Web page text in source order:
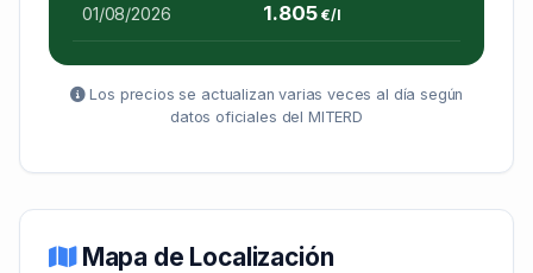
01/08/2026 1.805€/l
Los precios se actualizan varias veces al día según
datos oficiales del MITERD
Mapa de Localización